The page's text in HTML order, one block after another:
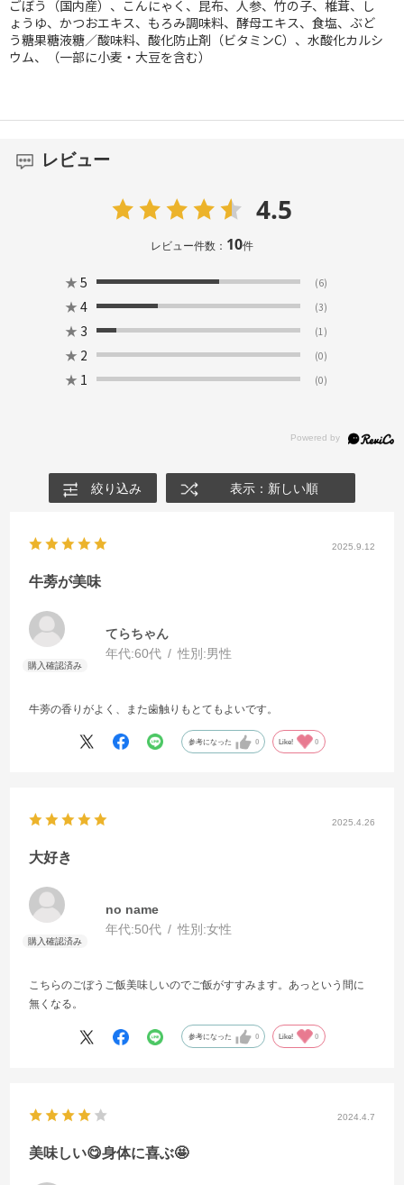
ごぼう（国内産）、こんにゃく、昆布、人参、竹の子、椎茸、し
ょうゆ、かつおエキス、もろみ調味料、酵母エキス、食塩、ぶど
う糖果糖液糖／酸味料、酸化防止剤（ビタミンC）、水酸化カルシ
ウム、（一部に小麦・大豆を含む）
レビュー
4.5
レビュー件数： 10件
★ 5 (6)
★ 4 (3)
★ 3 (1)
★ 2 (0)
★ 1 (0)
絞り込み 表示：新しい順
2025.9.12
牛蒡が美味
てらちゃん
年代:60代 性別:男性
牛蒡の香りがよく、また歯触りもとてもよいです。
参考になった 0 Like! 0
2025.4.26
大好き
no name
年代:50代 性別:女性
こちらのごぼうご飯美味しいのでご飯がすすみます。あっという間に
無くなる。
参考になった 0 Like! 0
2024.4.7
美味しい😋身体に喜ぶ🤩